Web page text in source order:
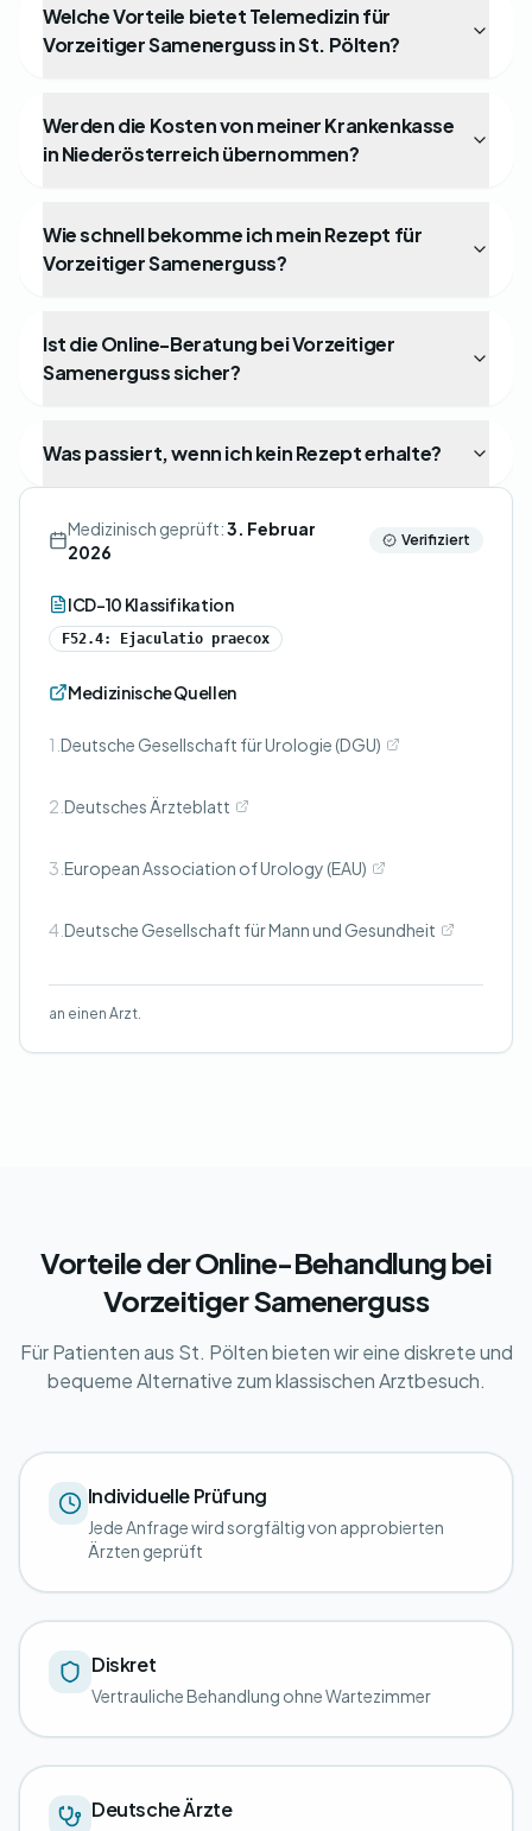
Welche Vorteile bietet Telemedizin für
Vorzeitiger Samenerguss in St. Pölten?
Werden die Kosten von meiner Krankenkasse
in Niederösterreich übernommen?
Wie schnell bekomme ich mein Rezept für
Vorzeitiger Samenerguss?
Ist die Online-Beratung bei Vorzeitiger
Samenerguss sicher?
Was passiert, wenn ich kein Rezept erhalte?
Medizinisch geprüft:3. Februar
2026
Verifiziert
ICD-10 Klassifikation
F52.4: Ejaculatio praecox
Medizinische Quellen
1. Deutsche Gesellschaft für Urologie (DGU)
2. Deutsches Ärzteblatt
3. European Association of Urology (EAU)
4. Deutsche Gesellschaft für Mann und Gesundheit
an einen Arzt.
Vorteile der Online-Behandlung bei
Vorzeitiger Samenerguss
Für Patienten aus St. Pölten bieten wir eine diskrete und
bequeme Alternative zum klassischen Arztbesuch.
Individuelle Prüfung
Jede Anfrage wird sorgfältig von approbierten
Ärzten geprüft
Diskret
Vertrauliche Behandlung ohne Wartezimmer
Deutsche Ärzte